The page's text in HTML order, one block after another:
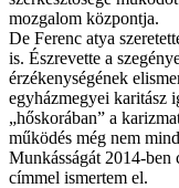
mozgalom központja.
De Ferenc atya
is. Észrevette a
érzékenységének
egyházmegyei karitász
„hőskorában” a
működés még nem
Munkásságát 2014-ben
címmel ismertem el.